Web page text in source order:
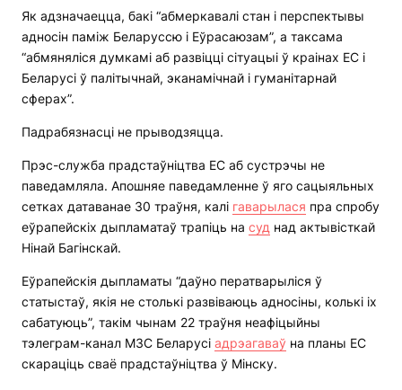
Як адзначаецца, бакі “абмеркавалі стан і перспектывы
адносін паміж Беларуссю і Еўрасаюзам”, а таксама
“абмяняліся думкамі аб развіцці сітуацыі ў краінах ЕС і
Беларусі ў палітычнай, эканамічнай і гуманітарнай
сферах”.
Падрабязнасці не прыводзяцца.
Прэс-служба прадстаўніцтва ЕС аб сустрэчы не
паведамляла. Апошняе паведамленне ў яго сацыяльных
сетках датаванае 30 траўня, калі гаварылася пра спробу
еўрапейскіх дыпламатаў трапіць на суд над актывісткай
Нінай Багінскай.
Еўрапейскія дыпламаты “даўно ператварыліся ў
статыстаў, якія не столькі развіваюць адносіны, колькі іх
сабатуюць”, такім чынам 22 траўня неафіцыйны
тэлеграм-канал МЗС Беларусі адрэагаваў на планы ЕС
скараціць сваё прадстаўніцтва ў Мінску.